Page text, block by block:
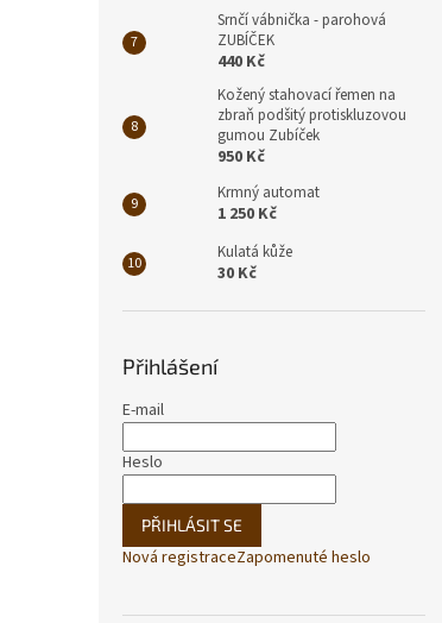
Srnčí vábnička - parohová
ZUBÍČEK
440 Kč
Kožený stahovací řemen na
zbraň podšitý protiskluzovou
gumou Zubíček
950 Kč
Krmný automat
1 250 Kč
Kulatá kůže
30 Kč
Přihlášení
E-mail
Heslo
PŘIHLÁSIT SE
Nová registraceZapomenuté heslo